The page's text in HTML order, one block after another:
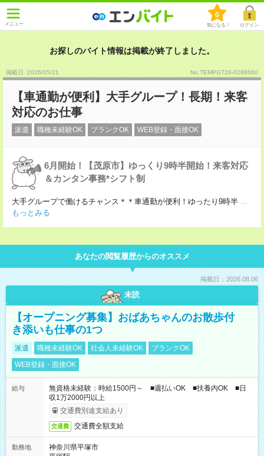
メニュー
0
気になる！ ログイン
お探しのバイト情報は掲載が終了しました。
掲載日 :2026/05/21 No.TEMPGT26-0288660
【車通勤が便利】大手グループ！長期！来客
対応のお仕事
派遣 職種未経験OK ブランクOK WEB登録・面接OK
6月開始！【茂原市】ゆっくり9時半開始！来客対応
＆カンタン事務*シフト制
大手グループで働けるチャンス＊＊車通勤が便利！ゆったり9時半 ...
もっとみる
あなたの閲覧履歴からのオススメ
掲載日：2026.08.06
未読
【オープニング募集】おばあちゃんのお散歩付
き添いも仕事の1つ
派遣 職種未経験OK 社会人未経験OK
ブランクOK
WEB登録・面接OK
給与
無資格未経験：時給1500円～ ■週払いOK ■扶養内OK ■日
収1万2000円以上
交通費別途支給あり
交通費 交通費全額支給
勤務地
神奈川県平塚市